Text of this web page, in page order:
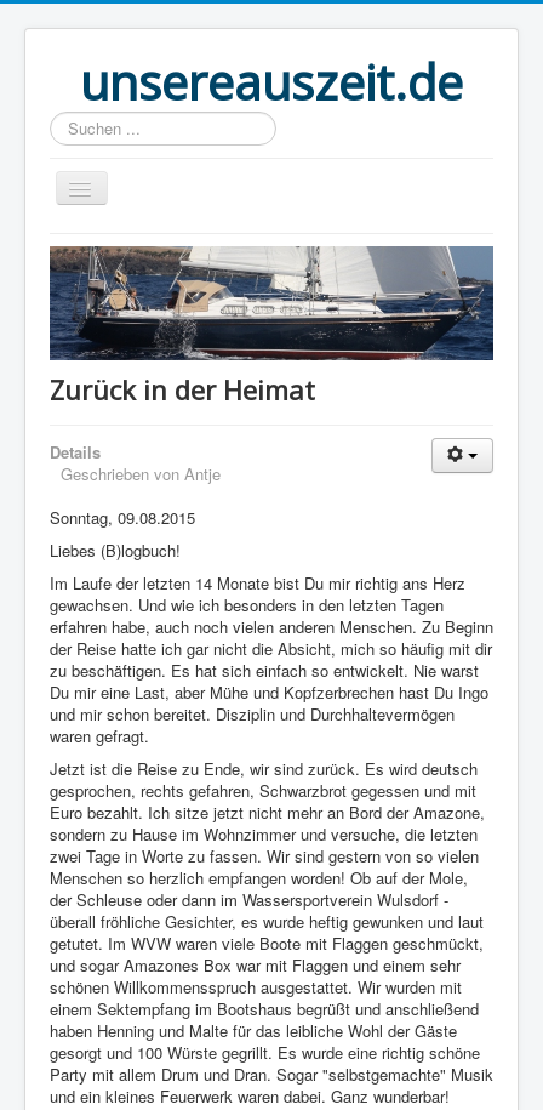
unsereauszeit.de
Suchen
...
Start
(B)logbuch
Welt Ahoi
Über uns
Impressum
Datenschutz
Zurück in der Heimat
Details
Geschrieben von Antje
Sonntag, 09.08.2015
Liebes (B)logbuch!
Im Laufe der letzten 14 Monate bist Du mir richtig ans Herz
gewachsen. Und wie ich besonders in den letzten Tagen
erfahren habe, auch noch vielen anderen Menschen. Zu Beginn
der Reise hatte ich gar nicht die Absicht, mich so häufig mit dir
zu beschäftigen. Es hat sich einfach so entwickelt. Nie warst
Du mir eine Last, aber Mühe und Kopfzerbrechen hast Du Ingo
und mir schon bereitet. Disziplin und Durchhaltevermögen
waren gefragt.
Jetzt ist die Reise zu Ende, wir sind zurück. Es wird deutsch
gesprochen, rechts gefahren, Schwarzbrot gegessen und mit
Euro bezahlt. Ich sitze jetzt nicht mehr an Bord der Amazone,
sondern zu Hause im Wohnzimmer und versuche, die letzten
zwei Tage in Worte zu fassen. Wir sind gestern von so vielen
Menschen so herzlich empfangen worden! Ob auf der Mole,
der Schleuse oder dann im Wassersportverein Wulsdorf -
überall fröhliche Gesichter, es wurde heftig gewunken und laut
getutet. Im WVW waren viele Boote mit Flaggen geschmückt,
und sogar Amazones Box war mit Flaggen und einem sehr
schönen Willkommensspruch ausgestattet. Wir wurden mit
einem Sektempfang im Bootshaus begrüßt und anschließend
haben Henning und Malte für das leibliche Wohl der Gäste
gesorgt und 100 Würste gegrillt. Es wurde eine richtig schöne
Party mit allem Drum und Dran. Sogar "selbstgemachte" Musik
und ein kleines Feuerwerk waren dabei. Ganz wunderbar!